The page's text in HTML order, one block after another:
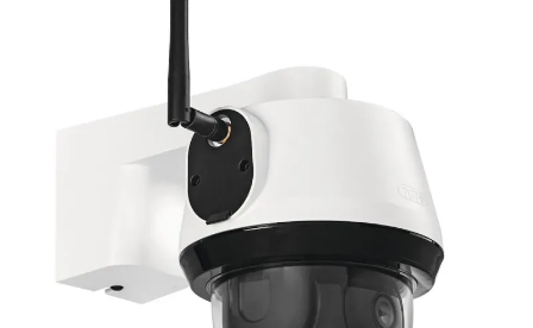
Specifikationer
Danmarks bedste prisportal. Vi hjælper dig med at finde
de bedste rabatter og tilbud på elektronik, droner,